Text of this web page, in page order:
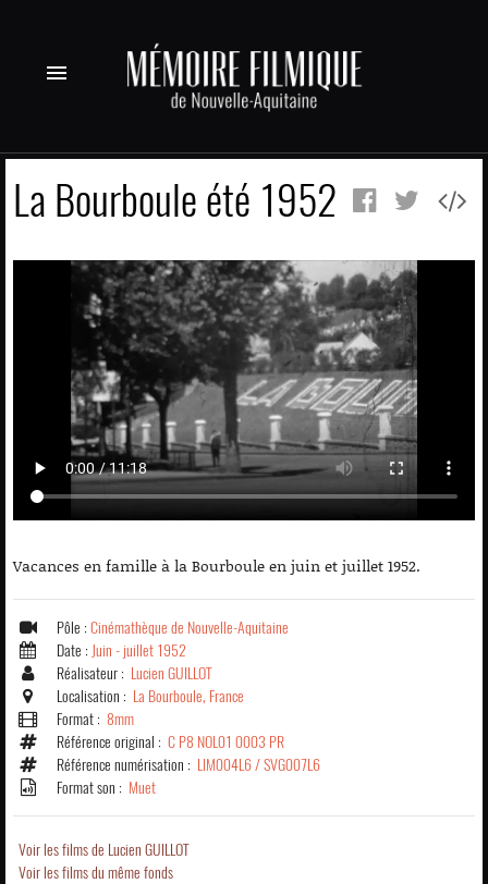
menu
La Bourboule été 1952
Vacances en famille à la Bourboule en juin et juillet 1952.
Pôle : Cinémathèque de Nouvelle-Aquitaine
Date : Juin - juillet 1952
Réalisateur : Lucien GUILLOT
Localisation : La Bourboule, France
Format : 8mm
Référence original : C P8 NOL01 0003 PR
Référence numérisation : LIM004L6 / SVG007L6
Format son : Muet
Voir les films de Lucien GUILLOT
Voir les films du même fonds